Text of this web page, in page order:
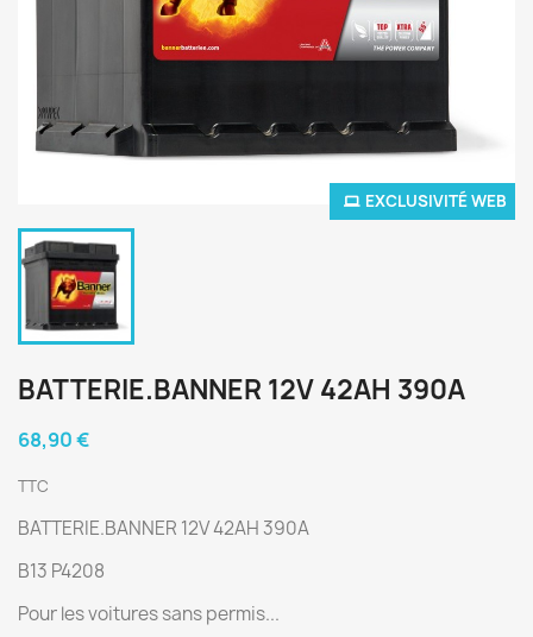
EXCLUSIVITÉ WEB
BATTERIE.BANNER 12V 42AH 390A
68,90 €
TTC
BATTERIE.BANNER 12V 42AH 390A
B13 P4208
Pour les voitures sans permis...